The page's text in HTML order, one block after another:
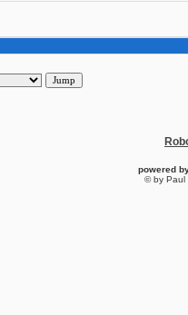
powered
© by Paul